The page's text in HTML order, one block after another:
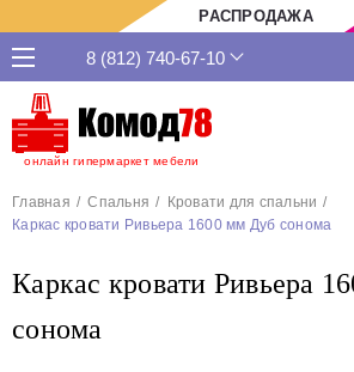
РАСПРОДАЖА
онлайн гипермаркет мебели
8 (812) 740-67-10
Главная Спальня
Кровати для спальни
Каркас кровати Ривьера 1600 мм Дуб сонома
Каркас кровати Ривьера
сонома